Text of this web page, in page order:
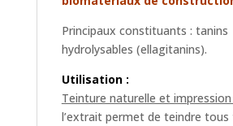
Principaux constituants : tanins
hydrolysables (ellagitanins).
Utilisation :
Teinture naturelle et
l’extrait permet de teindre tous